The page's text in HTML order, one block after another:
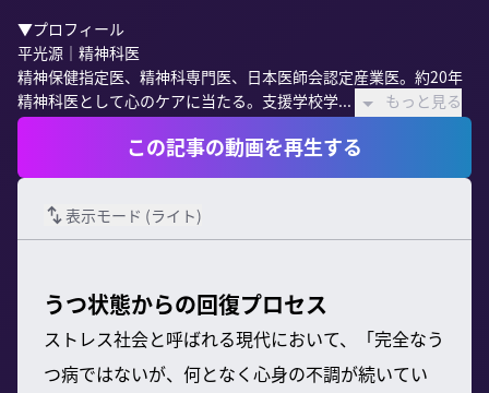
▼プロフィール
平光源｜精神科医
精神保健指定医、精神科専門医、日本医師会認定産業医。約20年
精神科医として心のケアに当たる。支援学校学...
もっと見る
この記事の動画を再生する
表示モード (ライト)
うつ状態からの回復プロセス
ストレス社会と呼ばれる現代において、「完全なう
つ病ではないが、何となく心身の不調が続いてい